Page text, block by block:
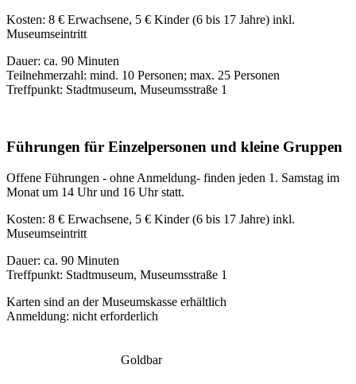
Kosten: 8 € Erwachsene, 5 € Kinder (6 bis 17 Jahre) inkl.
Museumseintritt
Dauer: ca. 90 Minuten
Teilnehmerzahl: mind. 10 Personen; max. 25 Personen
Treffpunkt: Stadtmuseum, Museumsstraße 1
Führungen für Einzelpersonen und kleine Gruppen
Offene Führungen - ohne Anmeldung- finden jeden 1. Samstag im
Monat um 14 Uhr und 16 Uhr statt.
Kosten: 8 € Erwachsene, 5 € Kinder (6 bis 17 Jahre) inkl.
Museumseintritt
Dauer: ca. 90 Minuten
Treffpunkt: Stadtmuseum, Museumsstraße 1
Karten sind an der Museumskasse erhältlich
Anmeldung: nicht erforderlich
Goldbar